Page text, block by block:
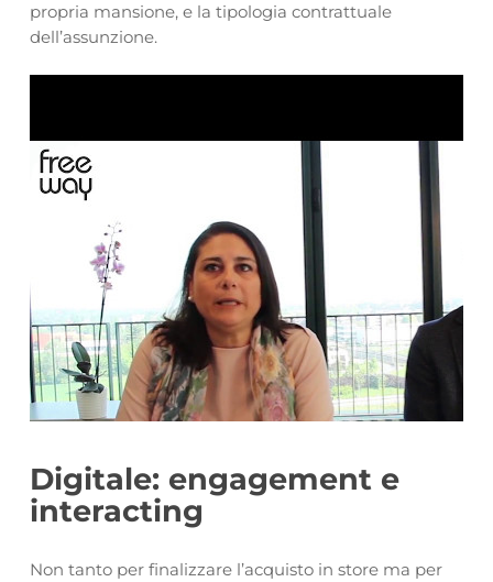
propria mansione, e la tipologia contrattuale
dell’assunzione.
Digitale: engagement e
interacting
Non tanto per finalizzare l’acquisto in store ma per